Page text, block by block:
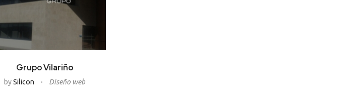
Grupo Vilariño
by Silicon Diseño web